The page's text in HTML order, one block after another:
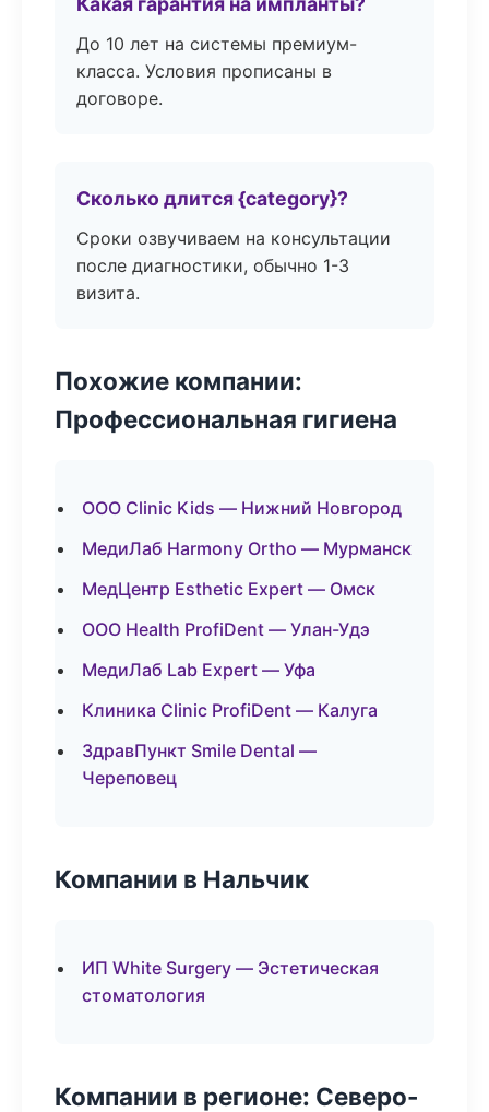
До 10 лет на системы премиум-
класса. Условия прописаны в
договоре.
Сколько длится {category}?
Сроки озвучиваем на консультации
после диагностики, обычно 1-3
визита.
Похожие компании:
Профессиональная гигиена
ООО Clinic Kids — Нижний Новгород
МедиЛаб Harmony Ortho — Мурманск
МедЦентр Esthetic Expert — Омск
ООО Health ProfiDent — Улан-Удэ
МедиЛаб Lab Expert — Уфа
Клиника Clinic ProfiDent — Калуга
ЗдравПункт Smile Dental —
Череповец
Компании в Нальчик
ИП White Surgery — Эстетическая
стоматология
Компании в регионе: Северо-